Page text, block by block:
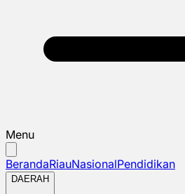
Menu
BerandaRiauNasionalPendidikan
DAERAH